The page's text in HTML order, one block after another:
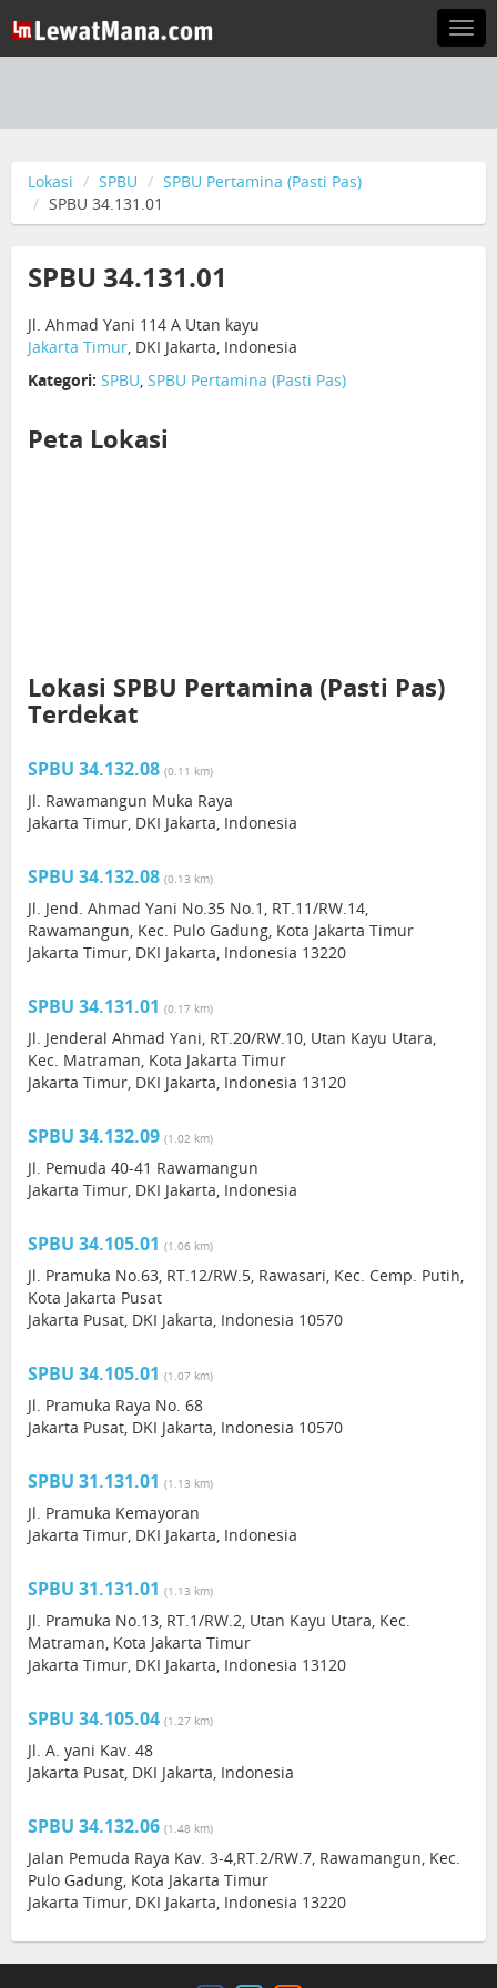
Lokasi SPBU
SPBU Pertamina (Pasti Pas)
SPBU 34.131.01
SPBU 34.131.01
Jl. Ahmad Yani 114 A Utan kayu
Jakarta Timur, DKI Jakarta, Indonesia
Kategori: SPBU, SPBU Pertamina (Pasti Pas)
Peta Lokasi
Lokasi SPBU Pertamina (Pasti Pas)
Terdekat
SPBU 34.132.08 (0.11 km)
Jl. Rawamangun Muka Raya
Jakarta Timur, DKI Jakarta, Indonesia
SPBU 34.132.08 (0.13 km)
Jl. Jend. Ahmad Yani No.35 No.1, RT.11/RW.14,
Rawamangun, Kec. Pulo Gadung, Kota Jakarta Timur
Jakarta Timur, DKI Jakarta, Indonesia 13220
SPBU 34.131.01 (0.17 km)
Jl. Jenderal Ahmad Yani, RT.20/RW.10, Utan Kayu Utara,
Kec. Matraman, Kota Jakarta Timur
Jakarta Timur, DKI Jakarta, Indonesia 13120
SPBU 34.132.09 (1.02 km)
Jl. Pemuda 40-41 Rawamangun
Jakarta Timur, DKI Jakarta, Indonesia
SPBU 34.105.01 (1.06 km)
Jl. Pramuka No.63, RT.12/RW.5, Rawasari, Kec. Cemp. Putih,
Kota Jakarta Pusat
Jakarta Pusat, DKI Jakarta, Indonesia 10570
SPBU 34.105.01 (1.07 km)
Jl. Pramuka Raya No. 68
Jakarta Pusat, DKI Jakarta, Indonesia 10570
SPBU 31.131.01 (1.13 km)
Jl. Pramuka Kemayoran
Jakarta Timur, DKI Jakarta, Indonesia
SPBU 31.131.01 (1.13 km)
Jl. Pramuka No.13, RT.1/RW.2, Utan Kayu Utara, Kec.
Matraman, Kota Jakarta Timur
Jakarta Timur, DKI Jakarta, Indonesia 13120
SPBU 34.105.04 (1.27 km)
Jl. A. yani Kav. 48
Jakarta Pusat, DKI Jakarta, Indonesia
SPBU 34.132.06 (1.48 km)
Jalan Pemuda Raya Kav. 3-4,RT.2/RW.7, Rawamangun, Kec.
Pulo Gadung, Kota Jakarta Timur
Jakarta Timur, DKI Jakarta, Indonesia 13220